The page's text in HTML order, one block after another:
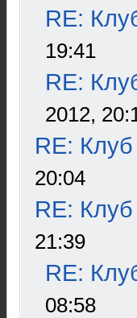
RE:
19:41
RE:
2012,
RE:
20:04
RE:
21:39
RE:
08:58